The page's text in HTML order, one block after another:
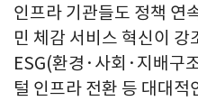
인프라 기관들도 정책 연
민 체감 서비스 혁신이
ESG(환경·사회·지배구
털 인프라 전환 등 대대